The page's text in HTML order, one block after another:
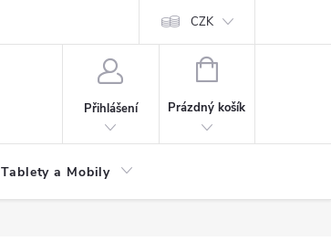
CZK
Přihlášení
NÁKUPNÍ
Prázdný košík
Tablety a Mobily